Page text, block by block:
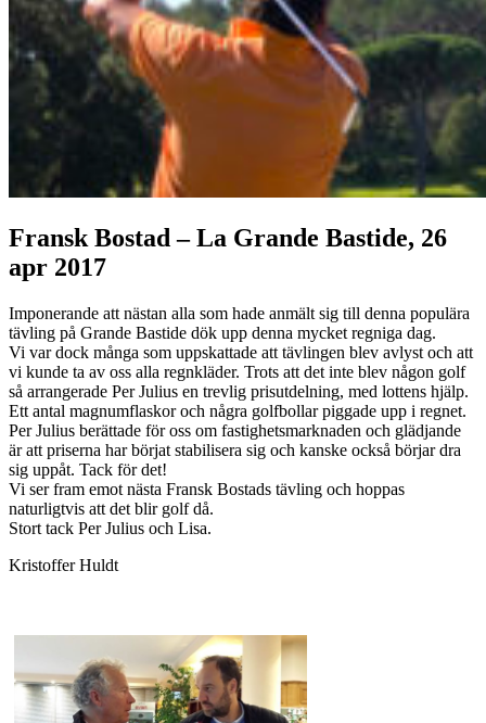
Fransk Bostad – La Grande Bastide, 26
apr 2017
Imponerande att nästan alla som hade anmält sig till denna populära
tävling på Grande Bastide dök upp denna mycket regniga dag.
Vi var dock många som uppskattade att tävlingen blev avlyst och att
vi kunde ta av oss alla regnkläder. Trots att det inte blev någon golf
så arrangerade Per Julius en trevlig prisutdelning, med lottens hjälp.
Ett antal magnumflaskor och några golfbollar piggade upp i regnet.
Per Julius berättade för oss om fastighetsmarknaden och glädjande
är att priserna har börjat stabilisera sig och kanske också börjar dra
sig uppåt. Tack för det!
Vi ser fram emot nästa Fransk Bostads tävling och hoppas
naturligtvis att det blir golf då.
Stort tack Per Julius och Lisa.
Kristoffer Huldt